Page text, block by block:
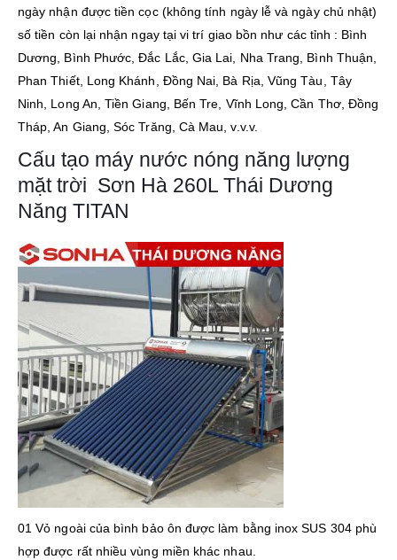
ngày nhận được tiền cọc (không tính ngày lễ và ngày chủ nhật)
số tiền còn lại nhận ngay tại vi trí giao bồn như các tỉnh : Bình
Dương, Bình Phước, Đắc Lắc, Gia Lai, Nha Trang, Bình Thuận,
Phan Thiết, Long Khánh, Đồng Nai, Bà Rịa, Vũng Tàu, Tây
Ninh, Long An, Tiền Giang, Bến Tre, Vĩnh Long, Cần Thơ, Đồng
Tháp, An Giang, Sóc Trăng, Cà Mau, v.v.v.
Cấu tạo máy nước nóng năng lượng
mặt trời Sơn Hà 260L Thái Dương
Năng TITAN
01 Vỏ ngoài của bình bảo ôn được làm bằng inox SUS 304 phù
hợp được rất nhiều vùng miền khác nhau.